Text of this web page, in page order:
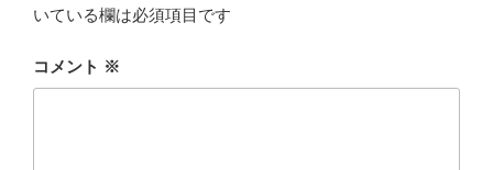
いている欄は必須項目です
コメント ※